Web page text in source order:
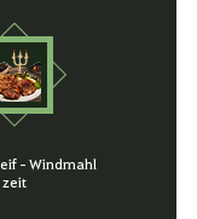
zeit